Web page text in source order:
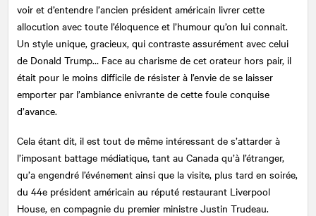
voir et d’entendre l’ancien président américain livrer cette
allocution avec toute l’éloquence et l’humour qu’on lui connait.
Un style unique, gracieux, qui contraste assurément avec celui
de Donald Trump… Face au charisme de cet orateur hors pair, il
était pour le moins difficile de résister à l’envie de se laisser
emporter par l’ambiance enivrante de cette foule conquise
d’avance.
Cela étant dit, il est tout de même intéressant de s’attarder à
l’imposant battage médiatique, tant au Canada qu’à l’étranger,
qu’a engendré l’événement ainsi que la visite, plus tard en soirée,
du 44e président américain au réputé restaurant Liverpool
House, en compagnie du premier ministre Justin Trudeau.